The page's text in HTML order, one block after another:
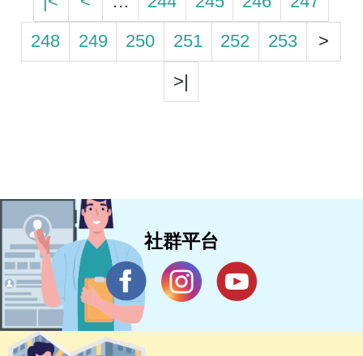
248
249 250 251 252 253
>
>|
社群平台